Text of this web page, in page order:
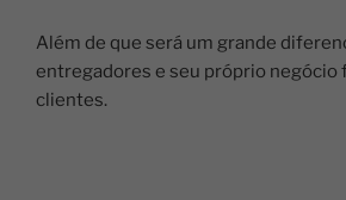
Além de que será um grande
entregadores e seu próprio negócio
clientes.